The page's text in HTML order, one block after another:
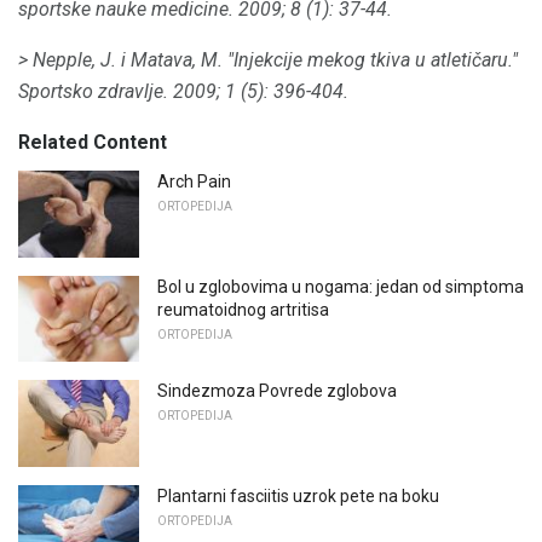
sportske nauke medicine. 2009; 8 (1): 37-44.
> Nepple, J. i Matava, M. "Injekcije mekog tkiva u atletičaru."
Sportsko zdravlje. 2009; 1 (5): 396-404.
Related Content
Arch Pain
ORTOPEDIJA
Bol u zglobovima u nogama: jedan od simptoma
reumatoidnog artritisa
ORTOPEDIJA
Sindezmoza Povrede zglobova
ORTOPEDIJA
Plantarni fasciitis uzrok pete na boku
ORTOPEDIJA